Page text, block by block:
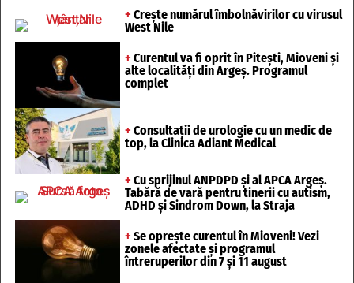
+ Crește numărul îmbolnăvirilor cu virusul
West Nile
+ Curentul va fi oprit în Pitești, Mioveni și
alte localități din Argeș. Programul
complet
+ Consultații de urologie cu un medic de
top, la Clinica Adiant Medical
+ Cu sprijinul ANPDPD și al APCA Argeș.
Tabără de vară pentru tinerii cu autism,
ADHD și Sindrom Down, la Straja
+ Se oprește curentul în Mioveni! Vezi
zonele afectate și programul
întreruperilor din 7 și 11 august